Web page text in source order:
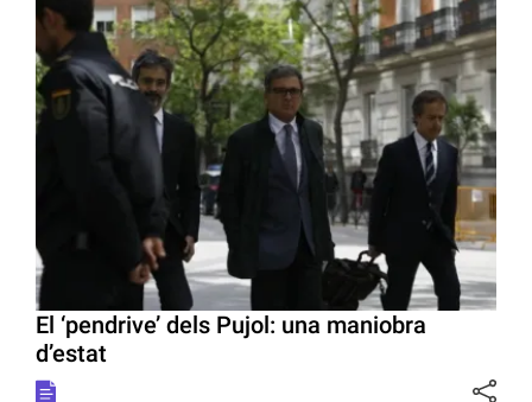
El ‘pendrive’ dels Pujol: una maniobra
d’estat